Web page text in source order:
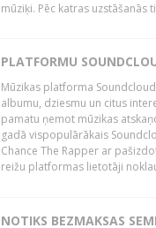
mūziķi. Pēc katras uzstāšanās
PLATFORMU
Mūzikas platforma
albumu, dziesmu un citus
pamatu ņemot mūzikas
gadā vispopulārākais
Chance The Rapper ar
reižu platformas lietotāji
NOTIKS BEZMAKSAS